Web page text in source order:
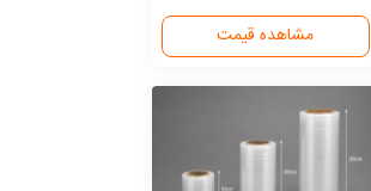
مشاهده قیمت